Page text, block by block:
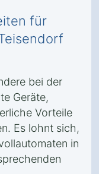
für
bei der
Geräte,
Vorteile
Es lohnt sich,
in